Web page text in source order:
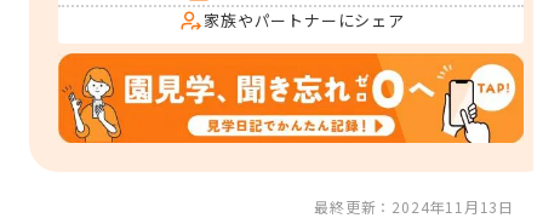
家族やパートナーにシェア
最終更新：2024年11月13日